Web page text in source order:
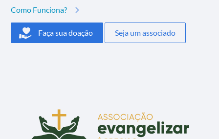
Como Funciona?
Faça sua doação Seja um associado